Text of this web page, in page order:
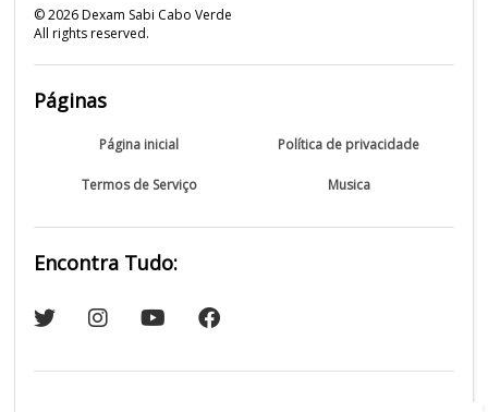
©2026Dexam Sabi Cabo Verde
All rights reserved.
Páginas
Página inicial Política de privacidade
Termos de Serviço Musica
Encontra Tudo: